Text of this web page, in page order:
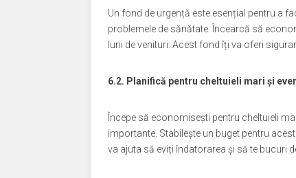
Un fond de urgență este esențial pentru a
problemele de sănătate. Încearcă să
luni de venituri. Acest fond îți va oferi
6.2. Planifică pentru cheltuieli mari și
Începe să economisești pentru cheltuieli
importante. Stabilește un buget pentru
va ajuta să eviți îndatorarea și să te bucuri